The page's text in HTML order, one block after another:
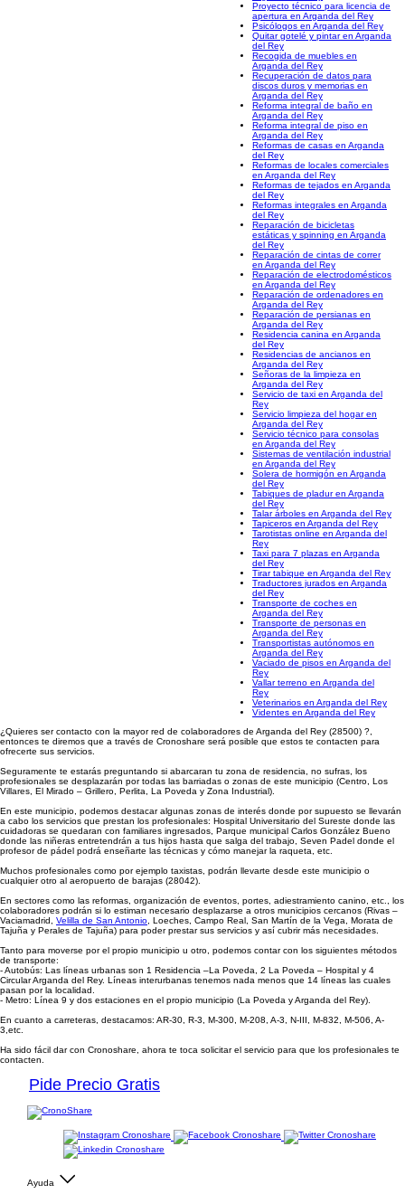
Proyecto técnico para licencia de
apertura en Arganda del Rey
Psicólogos en Arganda del Rey
Quitar gotelé y pintar en Arganda
del Rey
Recogida de muebles en
Arganda del Rey
Recuperación de datos para
discos duros y memorias en
Arganda del Rey
Reforma integral de baño en
Arganda del Rey
Reforma integral de piso en
Arganda del Rey
Reformas de casas en Arganda
del Rey
Reformas de locales comerciales
en Arganda del Rey
Reformas de tejados en Arganda
del Rey
Reformas integrales en Arganda
del Rey
Reparación de bicicletas
estáticas y spinning en Arganda
del Rey
Reparación de cintas de correr
en Arganda del Rey
Reparación de electrodomésticos
en Arganda del Rey
Reparación de ordenadores en
Arganda del Rey
Reparación de persianas en
Arganda del Rey
Residencia canina en Arganda
del Rey
Residencias de ancianos en
Arganda del Rey
Señoras de la limpieza en
Arganda del Rey
Servicio de taxi en Arganda del
Rey
Servicio limpieza del hogar en
Arganda del Rey
Servicio técnico para consolas
en Arganda del Rey
Sistemas de ventilación industrial
en Arganda del Rey
Solera de hormigón en Arganda
del Rey
Tabiques de pladur en Arganda
del Rey
Talar árboles en Arganda del Rey
Tapiceros en Arganda del Rey
Tarotistas online en Arganda del
Rey
Taxi para 7 plazas en Arganda
del Rey
Tirar tabique en Arganda del Rey
Traductores jurados en Arganda
del Rey
Transporte de coches en
Arganda del Rey
Transporte de personas en
Arganda del Rey
Transportistas autónomos en
Arganda del Rey
Vaciado de pisos en Arganda del
Rey
Vallar terreno en Arganda del
Rey
Veterinarios en Arganda del Rey
Videntes en Arganda del Rey
¿Quieres ser contacto con la mayor red de colaboradores de Arganda del Rey (28500) ?,
entonces te diremos que a través de Cronoshare será posible que estos te contacten para
ofrecerte sus servicios.
Seguramente te estarás preguntando si abarcaran tu zona de residencia, no sufras, los
profesionales se desplazarán por todas las barriadas o zonas de este municipio (Centro, Los
Villares, El Mirado – Grillero, Perlita, La Poveda y Zona Industrial).
En este municipio, podemos destacar algunas zonas de interés donde por supuesto se llevarán
a cabo los servicios que prestan los profesionales: Hospital Universitario del Sureste donde las
cuidadoras se quedaran con familiares ingresados, Parque municipal Carlos González Bueno
donde las niñeras entretendrán a tus hijos hasta que salga del trabajo, Seven Padel donde el
profesor de pádel podrá enseñarte las técnicas y cómo manejar la raqueta, etc.
Muchos profesionales como por ejemplo taxistas, podrán llevarte desde este municipio o
cualquier otro al aeropuerto de barajas (28042).
En sectores como las reformas, organización de eventos, portes, adiestramiento canino, etc., los
colaboradores podrán si lo estiman necesario desplazarse a otros municipios cercanos (Rivas –
Vaciamadrid, Velilla de San Antonio , Loeches, Campo Real, San Martín de la Vega, Morata de
Tajuña y Perales de Tajuña) para poder prestar sus servicios y así cubrir más necesidades.
Tanto para moverse por el propio municipio u otro, podemos contar con los siguientes métodos
de transporte:
- Autobús: Las líneas urbanas son 1 Residencia –La Poveda, 2 La Poveda – Hospital y 4
Circular Arganda del Rey. Líneas interurbanas tenemos nada menos que 14 líneas las cuales
pasan por la localidad.
- Metro: Línea 9 y dos estaciones en el propio municipio (La Poveda y Arganda del Rey).
En cuanto a carreteras, destacamos: AR-30, R-3, M-300, M-208, A-3, N-III, M-832, M-506, A-
3,etc.
Ha sido fácil dar con Cronoshare, ahora te toca solicitar el servicio para que los profesionales te
contacten.
Pide Precio Gratis
Ayuda